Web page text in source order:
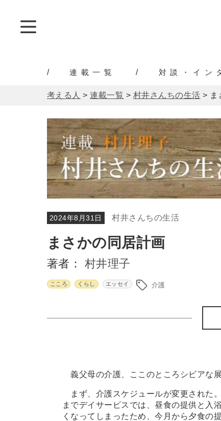
連載一覧 対談・イン
考える人 >連載一覧 > 村井さんちの生活 > ま
2024年8月31日 村井さんちの生活
まさかの同居計画
著者： 村井理子
こころ くらし エッセイ 介護
義父母の介護、ここのところシビアな展
まず、介護スケジュールが変更された
までデイサービスでは、昼食の提供と入
くなってしまったため、今月から夕食の